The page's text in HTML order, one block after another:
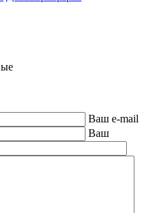
Ваш e-mail
Ваш